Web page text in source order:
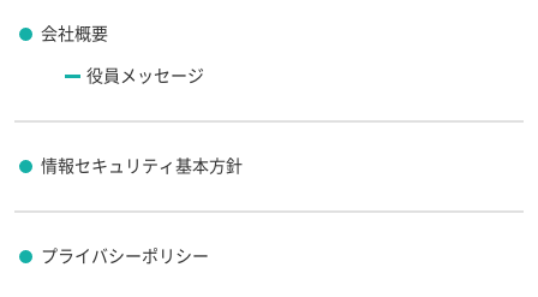
会社概要
役員メッセージ
情報セキュリティ基本方針
プライバシーポリシー